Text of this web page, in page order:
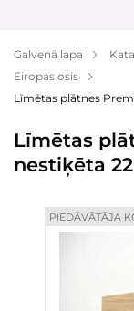
Apmaksa
Par mums
Blogs
Galvenā lapa
Eiropas osis
Līmētas plātnes
Līmētas
nestiķēta
PIEDĀVĀTĀJA